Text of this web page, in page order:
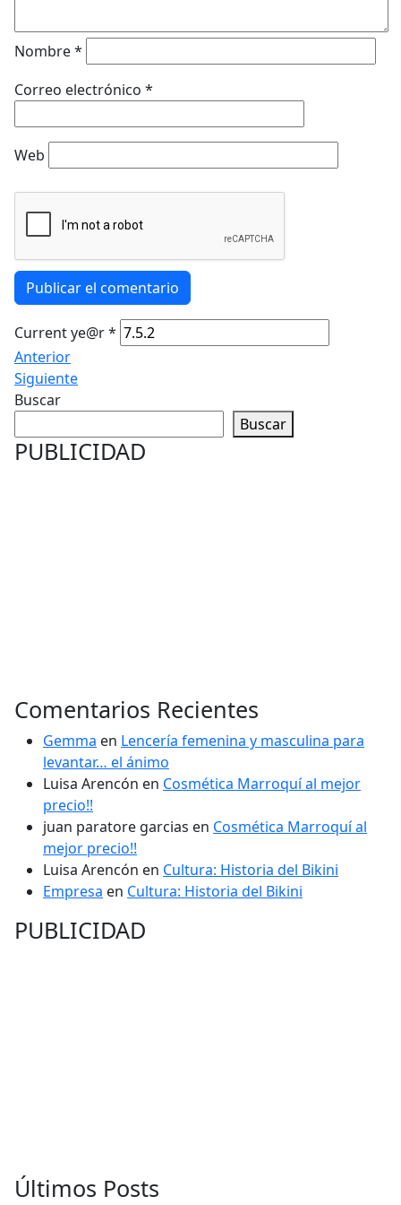
Nombre*
Correo electrónico *
Web
Publicar el comentario
Current ye@r*
Anterior
Siguiente
Buscar
Buscar
PUBLICIDAD
Comentarios Recientes
Gemma en Lencería femenina y masculina para
levantar… el ánimo
Luisa Arencón en Cosmética Marroquí al mejor
precio!!
juan paratore garcias en Cosmética Marroquí al
mejor precio!!
Luisa Arencón en Cultura: Historia del Bikini
Empresa en Cultura: Historia del Bikini
PUBLICIDAD
Últimos Posts